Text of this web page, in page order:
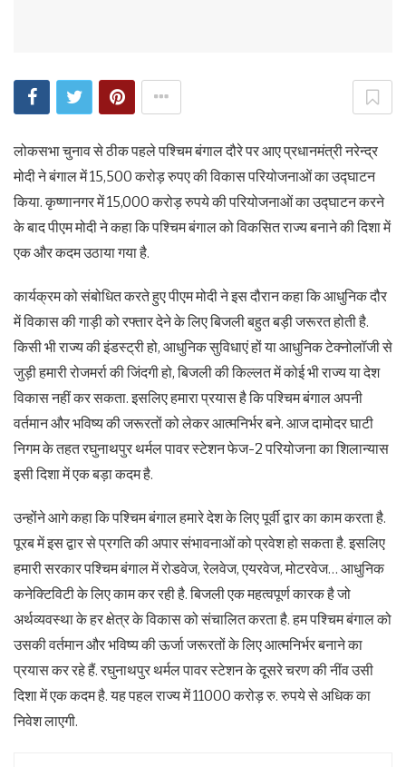
लोकसभा चुनाव से ठीक पहले पश्चिम बंगाल दौरे पर आए प्रधानमंत्री नरेन्द्र
मोदी ने बंगाल में 15,500 करोड़ रुपए की विकास परियोजनाओं का उद्घाटन
किया. कृष्णानगर में 15,000 करोड़ रुपये की परियोजनाओं का उद्घाटन करने
के बाद पीएम मोदी ने कहा कि पश्चिम बंगाल को विकसित राज्य बनाने की दिशा में
एक और कदम उठाया गया है.
कार्यक्रम को संबोधित करते हुए पीएम मोदी ने इस दौरान कहा कि आधुनिक दौर
में विकास की गाड़ी को रफ्तार देने के लिए बिजली बहुत बड़ी जरूरत होती है.
किसी भी राज्य की इंडस्ट्री हो, आधुनिक सुविधाएं हों या आधुनिक टेक्नोलॉजी से
जुड़ी हमारी रोजमर्रा की जिंदगी हो, बिजली की किल्लत में कोई भी राज्य या देश
विकास नहीं कर सकता. इसलिए हमारा प्रयास है कि पश्चिम बंगाल अपनी
वर्तमान और भविष्य की जरूरतों को लेकर आत्मनिर्भर बने. आज दामोदर घाटी
निगम के तहत रघुनाथपुर थर्मल पावर स्टेशन फेज-2 परियोजना का शिलान्यास
इसी दिशा में एक बड़ा कदम है.
उन्होंने आगे कहा कि पश्चिम बंगाल हमारे देश के लिए पूर्वी द्वार का काम करता है.
पूरब में इस द्वार से प्रगति की अपार संभावनाओं को प्रवेश हो सकता है. इसलिए
हमारी सरकार पश्चिम बंगाल में रोडवेज, रेलवेज, एयरवेज, मोटरवेज… आधुनिक
कनेक्टिविटी के लिए काम कर रही है. बिजली एक महत्वपूर्ण कारक है जो
अर्थव्यवस्था के हर क्षेत्र के विकास को संचालित करता है. हम पश्चिम बंगाल को
उसकी वर्तमान और भविष्य की ऊर्जा जरूरतों के लिए आत्मनिर्भर बनाने का
प्रयास कर रहे हैं. रघुनाथपुर थर्मल पावर स्टेशन के दूसरे चरण की नींव उसी
दिशा में एक कदम है. यह पहल राज्य में 11000 करोड़ रु. रुपये से अधिक का
निवेश लाएगी.